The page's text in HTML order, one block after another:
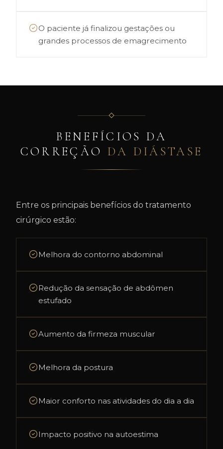
O paciente já finalizou gestações ou
grandes processos de emagrecimento
BENEFÍCIOS DA
CORREÇÃO DA DIÁSTASE
Entre os principais benefícios do tratamento
cirúrgico estão:
Melhora do contorno abdominal
Redução da sensação de abdômen
estufado
Aumento da firmeza muscular
Melhora da postura
Maior conforto nas atividades do dia a dia
Impacto positivo na autoestima